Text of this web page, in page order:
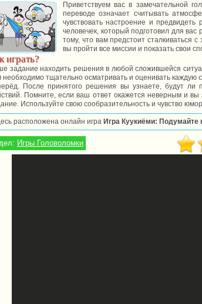
Приветствуем вас в замечательной
переводе означает считывать
чувствовать настроение и
человечек, который подготовил для
тому, что вам предстоит сталкиваться
вы пройти все миссии и показать свои
играть?
задание находить решения в любой сложившейся
необходимо тщательно осматривать и оценивать
После принятого решения вы узнаете, будут ли
Помните, если ваш ответ окажется неверным и вы
Используйте свою сообразительность и чувство
расположена онлайн игра Игра Куукиёми: Подумайте
Игры Головоломки